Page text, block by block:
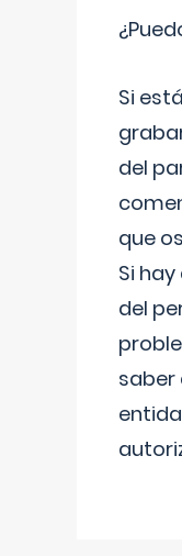
Si
del
que
Si
del
saber